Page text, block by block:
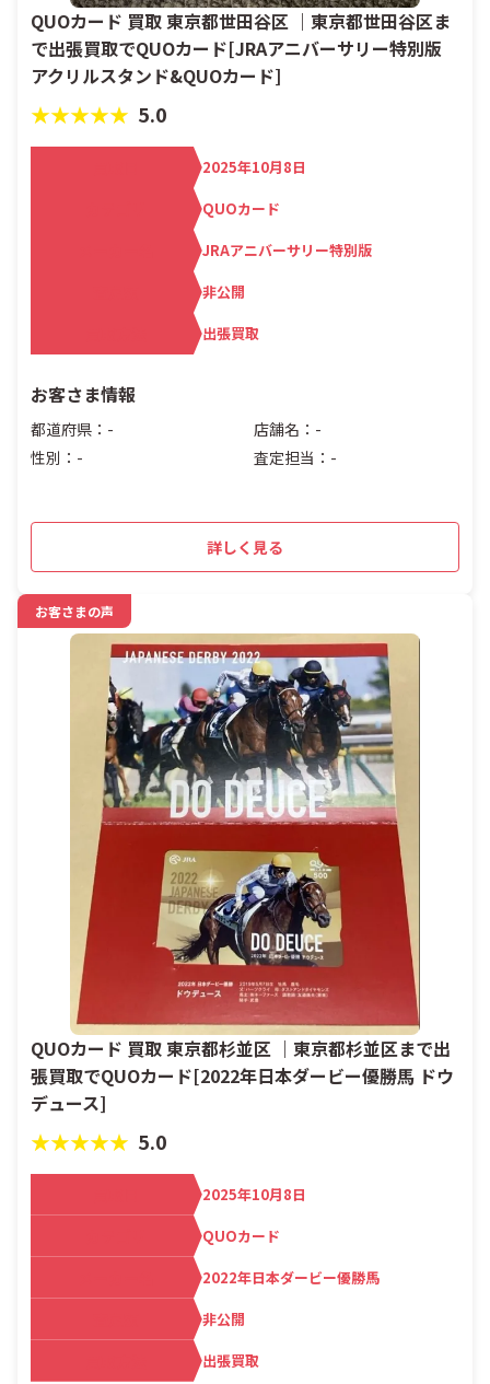
QUOカード 買取 東京都世田谷区 ｜東京都世田谷区ま
で出張買取でQUOカード[JRAアニバーサリー特別版
アクリルスタンド&QUOカード]
★★★★★ 5.0
2025年10月8日
QUOカード
JRAアニバーサリー特別版
非公開
出張買取
お客さま情報
都道府県：-
店舗名：-
性別：-
査定担当：-
詳しく見る
お客さまの声
QUOカード 買取 東京都杉並区 ｜東京都杉並区まで出
張買取でQUOカード[2022年日本ダービー優勝馬 ドウ
デュース]
★★★★★ 5.0
2025年10月8日
QUOカード
2022年日本ダービー優勝馬
非公開
出張買取